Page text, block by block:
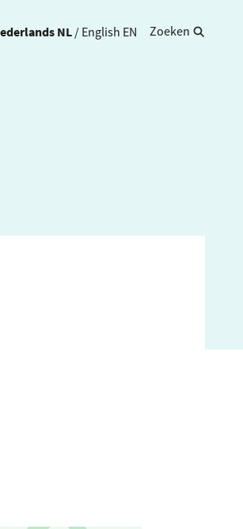
NL / English EN Zoeken